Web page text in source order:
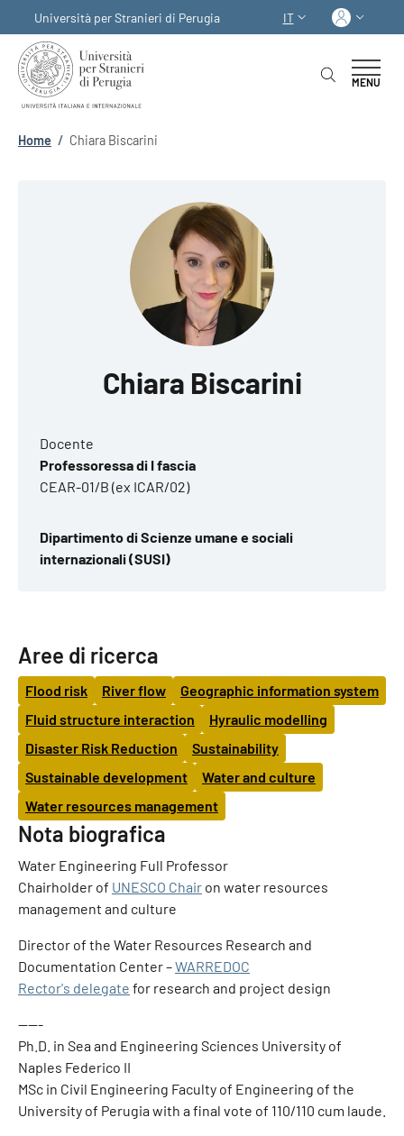
Università per Stranieri di Perugia
SELETTORE LINGUA:
IT
MENU
Briciole di pane
Home / Chiara Biscarini
Chiara Biscarini
Docente
Professoressa di I fascia
CEAR-01/B (ex ICAR/02)
Dipartimento di Scienze umane e sociali
internazionali (SUSI)
Aree di ricerca
Flood risk River flow
Geographic information system
Fluid structure interaction
Hyraulic modelling
Disaster Risk Reduction
Sustainability
Sustainable development
Water and culture
Water resources management
Nota biografica
Water Engineering Full Professor
Chairholder of UNESCO Chair on water resources
management and culture
Director of the Water Resources Research and
Documentation Center –WARREDOC
Rector's delegate for research and project design
——-
Ph.D. in Sea and Engineering Sciences University of
Naples Federico II
MSc in Civil Engineering Faculty of Engineering of the
University of Perugia with a final vote of 110/110 cum laude.